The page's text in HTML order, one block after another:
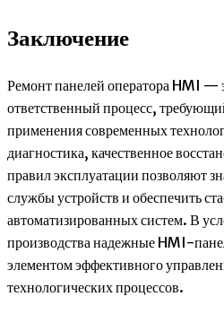
Заключение
Ремонт панелей оператора HMI —
ответственный процесс,
применения современных
диагностика, качественное
правил эксплуатации позволяют
службы устройств и обеспечить
автоматизированных систем. В
производства надежные HMI-
элементом эффективного
технологических процессов.